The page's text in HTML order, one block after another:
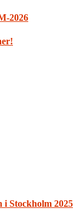
2026
Stockholm 2025